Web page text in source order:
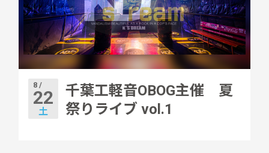
8 /
22
土
千葉工軽音OBOG主催 夏
祭りライブ vol.1